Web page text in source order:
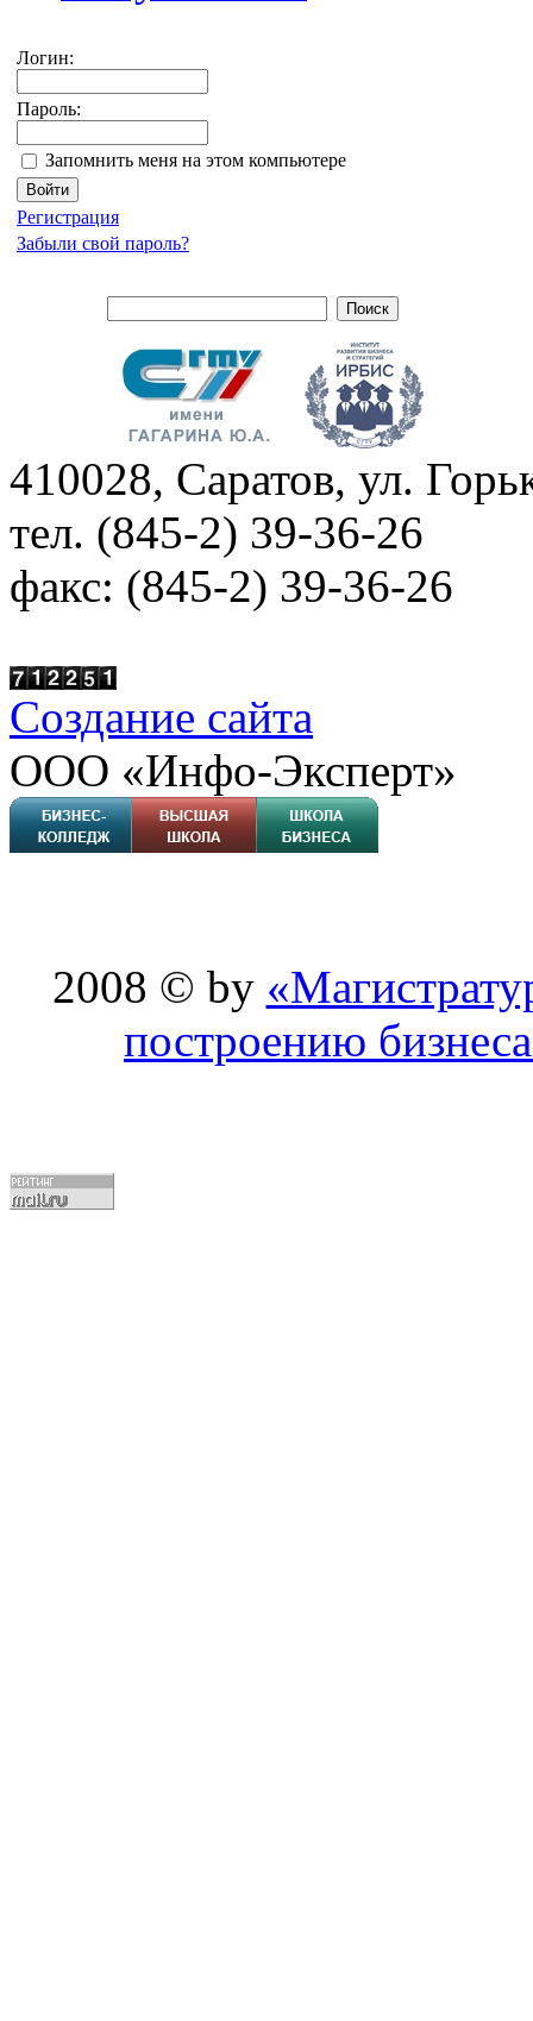
Логин:
Пароль:
Запомнить меня на этом компьютере
Регистрация
Забыли свой пароль?
410028, Саратов, ул.
тел. (845-2) 39-36-26
факс: (845-2) 39-36-26
Создание сайта
ООО «Инфо-Эксперт»
2008 © by
построению